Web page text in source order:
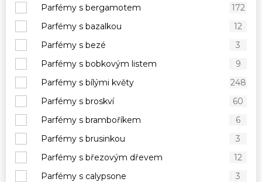
Parfémy s bergamotem
172
Parfémy s bazalkou
12
Parfémy s bezé
3
Parfémy s bobkovým listem
9
Parfémy s bílými květy
248
Parfémy s broskví
60
Parfémy s bramboříkem
6
Parfémy s brusinkou
3
Parfémy s březovým dřevem
12
Parfémy s calypsone
3